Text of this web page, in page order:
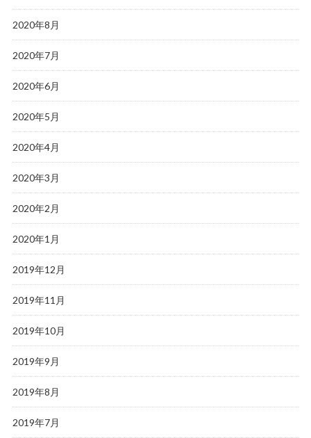
2020年8月
2020年7月
2020年6月
2020年5月
2020年4月
2020年3月
2020年2月
2020年1月
2019年12月
2019年11月
2019年10月
2019年9月
2019年8月
2019年7月